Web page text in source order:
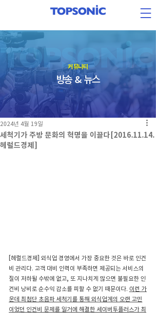
​커뮤니티
방송 & 뉴스
세척기가 주방 문화의 혁명을 이끌다[2016.11.14.
헤럴드경제]
2024년 4월 19일
[헤럴드경제] 외식업 경영에서 가장 중요한 것은 바로 인건
비 관리다. 고객 대비 인력이 부족하면 제공되는 서비스의
질이 저하될 수밖에 없고, 또 지나치게 많으면 불필요한 인
건비 낭비로 순수익 감소를 피할 수 없기 때문이다. 이런 가
운데 최첨단 초음파 세척기를 통해 외식업계의 오랜 고민
이었던 인건비 문제를 일거에 해결한 세이버투플러스가 최